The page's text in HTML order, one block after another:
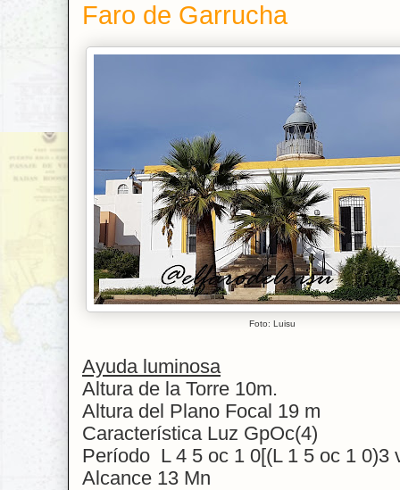
Faro de Garrucha
Foto: Luisu
Ayuda luminosa
Altura de la Torre 10m.
Altura del Plano Focal 19 m
Característica Luz GpOc(4)
Período L 4 5 oc 1 0[(L 1 5 oc 1 0)3
Alcance 13 Mn